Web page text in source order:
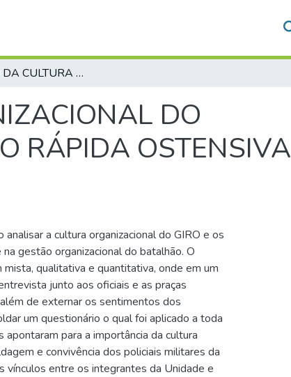
A GESTÃO DA CULTURA ORGANIZACIONAL DO GRUPAMENTO DE INTERVENÇÃO RÁPIDA OSTENSIVA (GIRO)
DO
RÁPIDA OSTENSIVA
a cultura organizacional do GIRO e os
gestão organizacional do batalhão. O
qualitativa e quantitativa, onde em um
junto aos oficiais e as praças
de externar os sentimentos dos
um questionário o qual foi aplicado a toda
para a importância da cultura
e convivência dos policiais militares da
vínculos entre os integrantes da Unidade e